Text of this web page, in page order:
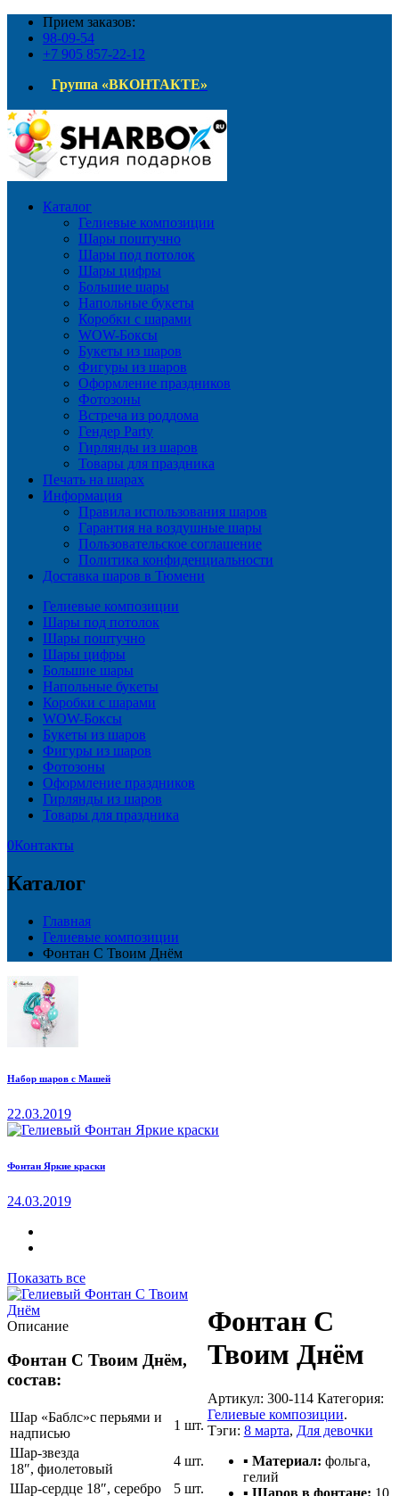
Прием заказов:
98-09-54
+7 905 857-22-12
Группа «ВКОНТАКТЕ»
Каталог
Гелиевые композиции
Шары поштучно
Шары под потолок
Шары цифры
Большие шары
Напольные букеты
Коробки с шарами
WOW-Боксы
Букеты из шаров
Фигуры из шаров
Оформление праздников
Фотозоны
Встреча из роддома
Гендер Party
Гирлянды из шаров
Товары для праздника
Печать на шарах
Информация
Правила использования шаров
Гарантия на воздушные шары
Пользовательское соглашение
Политика конфиденциальности
Доставка шаров в Тюмени
Гелиевые композиции
Шары под потолок
Шары поштучно
Шары цифры
Большие шары
Напольные букеты
Коробки с шарами
WOW-Боксы
Букеты из шаров
Фигуры из шаров
Фотозоны
Оформление праздников
Гирлянды из шаров
Товары для праздника
0Контакты
Каталог
Главная
Гелиевые композиции
Фонтан С Твоим Днём
Набор шаров с Машей
22.03.2019
Фонтан Яркие краски
24.03.2019
Показать все
Фонтан С
Твоим Днём
Артикул: 300-114 Категория:
Гелиевые композиции.
Тэги: 8 марта, Для девочки
▪ Материал: фольга,
гелий
▪ Шаров в фонтане: 10
Описание
Фонтан С Твоим Днём,
состав:
Шар «Баблс»с перьями и
надписью
1 шт.
Шар-звезда
18″, фиолетовый
4 шт.
Шар-сердце 18″, серебро
5 шт.